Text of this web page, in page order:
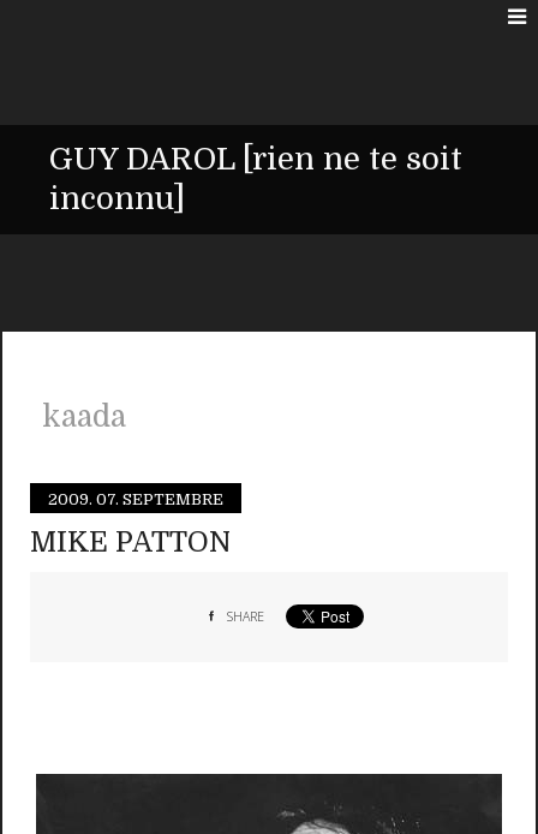
GUY DAROL [rien ne te soit
inconnu]
kaada
2009. 07. SEPTEMBRE
MIKE PATTON
SHARE